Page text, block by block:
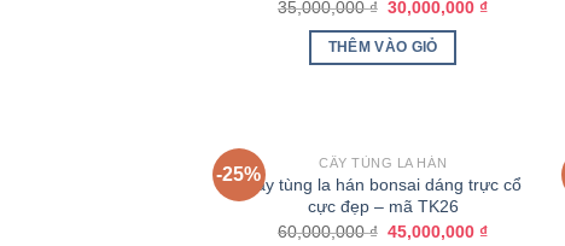
35,000,000₫ 30,000,000 ₫
THÊM VÀO GIỎ
-25%
CÂY TÙNG LA HÁN
Cây tùng la hán bonsai dáng trực cổ
cực đẹp – mã TK26
60,000,000₫ 45,000,000 ₫